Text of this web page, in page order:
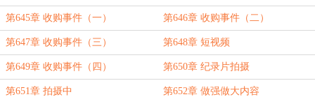
第645章 收购事件（一） 第646章 收购事件（二）
第647章 收购事件（三） 第648章 短视频
第649章 收购事件（四） 第650章 纪录片拍摄
第651章 拍摄中 第652章 做强做大内容